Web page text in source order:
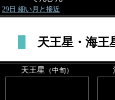
29日 細い月と接近
天王星・海王
天王星 （中旬）